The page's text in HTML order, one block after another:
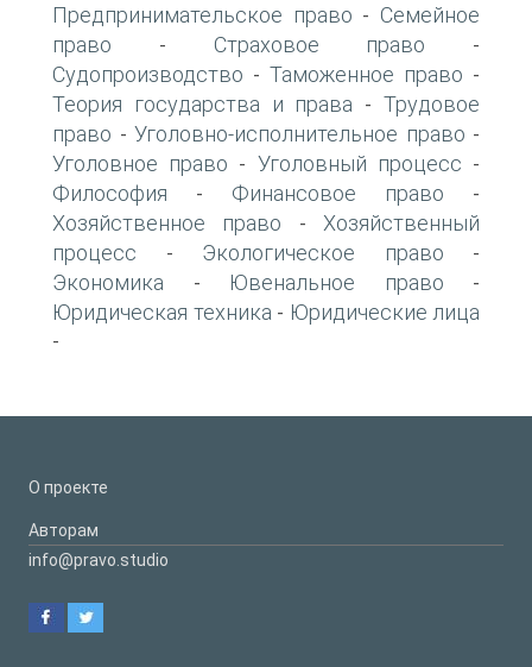
Предпринимательское право - Семейное
право - Страховое право -
Судопроизводство - Таможенное право -
Теория государства и права -Трудовое
право - Уголовно-исполнительное право -
Уголовное право - Уголовный процесс -
Философия - Финансовое право -
Хозяйственное право - Хозяйственный
процесс - Экологическое право -
Экономика - Ювенальное право -
Юридическая техника - Юридические лица
-
О проекте
Авторам
info@pravo.studio